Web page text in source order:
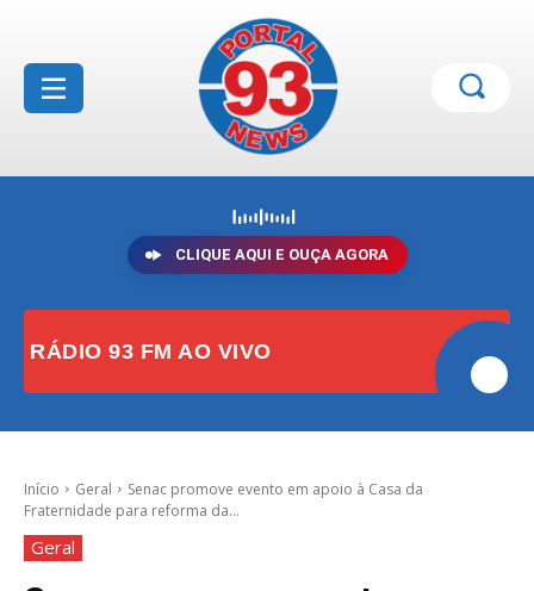
CLIQUE AQUI E OUÇA AGORA
RÁDIO 93 FM AO VIVO
Início Geral
Senac promove evento em apoio à Casa da
Fraternidade para reforma da...
Geral